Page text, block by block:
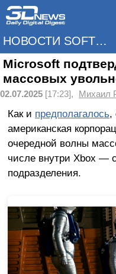
НОВОСТИ SOFTWARE
Microsoft
массовых
02.07.2025 [17:23], Михаил
Как и предполагалось,
американская
очередной волны
числе внутри Xbox —
подразделения.